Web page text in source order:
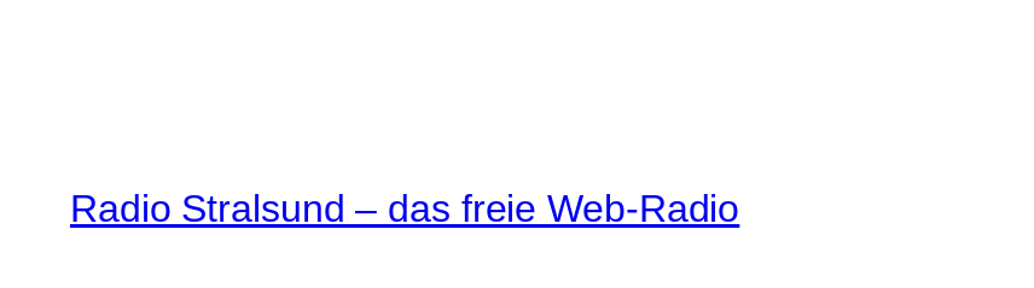
Radio Stralsund – das freie Web-Radio